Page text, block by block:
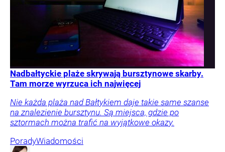
Nadbałtyckie plaże skrywają bursztynowe skarby.
Tam morze wyrzuca ich najwięcej
Nie każda plaża nad Bałtykiem daje takie same szanse
na znalezienie bursztynu. Są miejsca, gdzie po
sztormach można trafić na wyjątkowe okazy.
PoradyWiadomości